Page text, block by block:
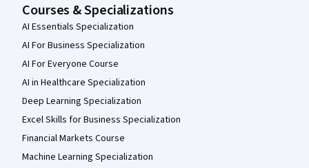
Courses & Specializations
AI Essentials Specialization
AI For Business Specialization
AI For Everyone Course
AI in Healthcare Specialization
Deep Learning Specialization
Excel Skills for Business Specialization
Financial Markets Course
Machine Learning Specialization